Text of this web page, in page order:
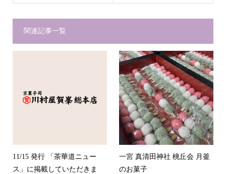
関連記事一覧
11/15 発行 「茶華道ニュー
ス」に掲載していただきま
一宮 真清田神社 桃丘会 月釜
のお菓子